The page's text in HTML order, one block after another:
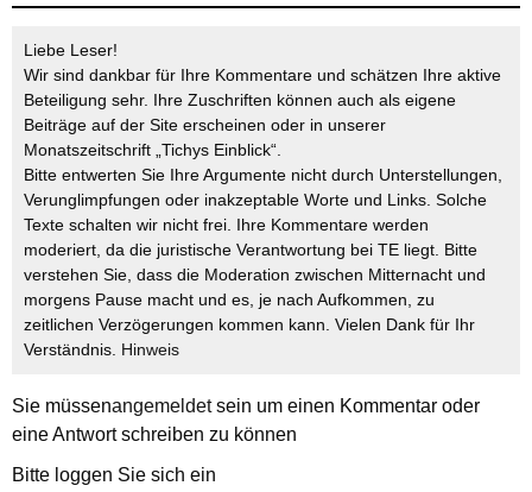
Liebe Leser!
Wir sind dankbar für Ihre Kommentare und schätzen Ihre aktive
Beteiligung sehr. Ihre Zuschriften können auch als eigene
Beiträge auf der Site erscheinen oder in unserer
Monatszeitschrift „Tichys Einblick“.
Bitte entwerten Sie Ihre Argumente nicht durch Unterstellungen,
Verunglimpfungen oder inakzeptable Worte und Links. Solche
Texte schalten wir nicht frei. Ihre Kommentare werden
moderiert, da die juristische Verantwortung bei TE liegt. Bitte
verstehen Sie, dass die Moderation zwischen Mitternacht und
morgens Pause macht und es, je nach Aufkommen, zu
zeitlichen Verzögerungen kommen kann. Vielen Dank für Ihr
Verständnis. Hinweis
Sie müssenangemeldetsein um einen Kommentar oder
eine Antwort schreiben zu können
Bitte loggen Sie sich ein